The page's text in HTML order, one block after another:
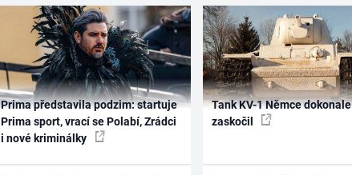
Prima představila podzim: startuje
Prima sport, vrací se Polabí, Zrádci
i nové kriminálky
Tank KV-1 Němce dokonale
zaskočil